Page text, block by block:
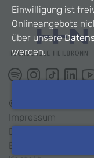
©
Impressum
Datenschutz
Barrierefreiheit
Einwilligung ist
Onlineangebots
über unsere
werden.